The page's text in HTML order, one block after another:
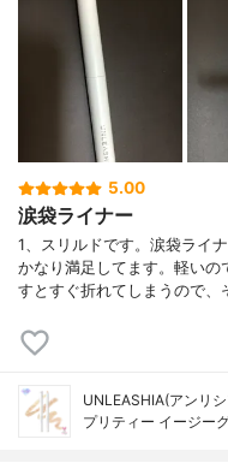
5.00
涙袋ライナー
1、スリルドです。涙袋ライ
かなり満足してます。軽いの
すとすぐ折れてしまうので、
UNLEASHIA(アンリ
プリティー イージー